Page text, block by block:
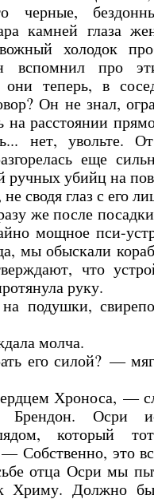
черные,
камней глаза
холодок
вспомнил про
теперь, в
Он не знал,
на расстоянии
нет, увольте. От
еще
ручных убийц на
сводя глаз с его
же после
мощное пси-
мы обыскали
что
руку.
подушки,
молча.
его силой? —
Хроноса, —
Осри
который
Собственно, это
отца Осри мы
Хриму. Должно